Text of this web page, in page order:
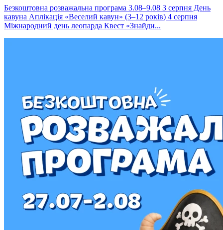
Безкоштовна розважальна програма 3.08–9.08 3 серпня День
кавуна Аплікація «Веселий кавун» (3–12 років) 4 серпня
Міжнародний день леопарда Квест «Знайди...